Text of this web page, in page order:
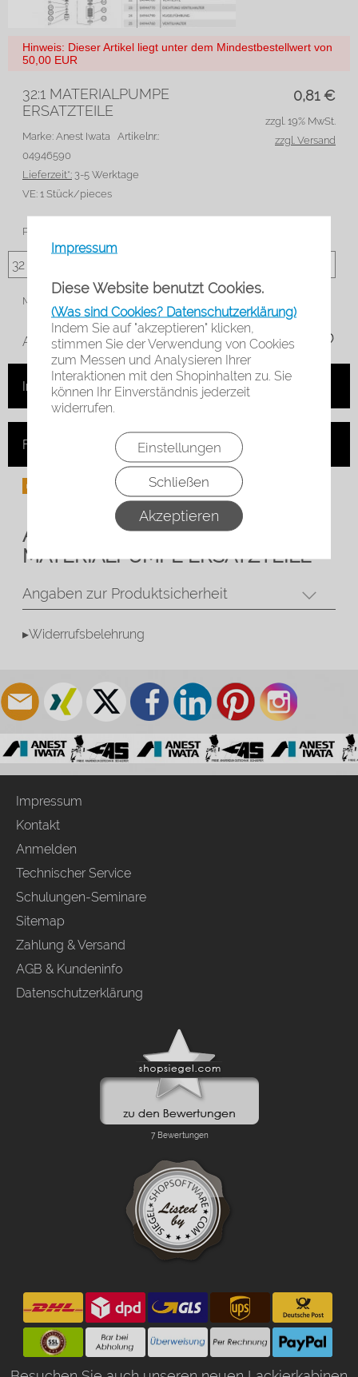
Impressum
Diese Website benutzt Cookies.
(Was sind Cookies? Datenschutzerklärung)
Indem Sie auf "akzeptieren" klicken,
stimmen Sie der Verwendung von Cookies
zum Messen und Analysieren Ihrer
Interaktionen mit den Shopinhalten zu. Sie
können Ihr Einverständnis jederzeit
widerrufen.
Einstellungen
Schließen
Akzeptieren
Hinweis: Dieser Artikel liegt unter dem Mindestbestellwert von
50,00 EUR
0,81€
32:1 MATERIALPUMPE
ERSATZTEILE
Marke: Anest Iwata Artikelnr.:
04946590
Lieferzeit*: 3-5 Werktage
VE: 1 Stück/pieces
zzgl. 19% MwSt.
zzgl. Versand
Positionsnummer lt. Zeichnung
Menge:
Auf die Merkliste
In den Warenkorb
Frage zum Artikel
Anest Iwata32:1
MATERIALPUMPEERSATZTEILE
Angaben zur Produktsicherheit
▸Widerrufsbelehrung
Impressum
Kontakt
Anmelden
Technischer Service
Schulungen-Seminare
Sitemap
Zahlung & Versand
AGB & Kundeninfo
Datenschutzerklärung